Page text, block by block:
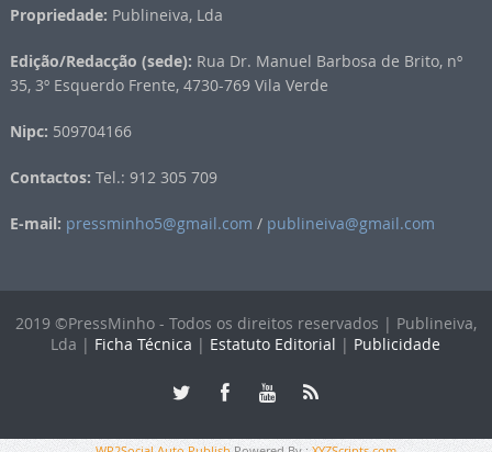
Propriedade: Publineiva, Lda
Edição/Redacção (sede): Rua Dr. Manuel Barbosa de Brito, nº
35, 3º Esquerdo Frente, 4730-769 Vila Verde
Nipc: 509704166
Contactos: Tel.: 912 305 709
E-mail: pressminho5@gmail.com / publineiva@gmail.com
2019 ©PressMinho - Todos os direitos reservados | Publineiva,
Lda | Ficha Técnica | Estatuto Editorial | Publicidade